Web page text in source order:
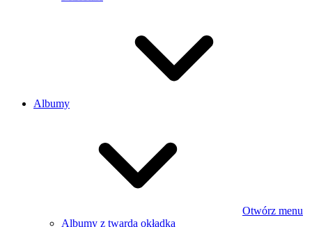
Albumy
Otwórz menu
Albumy z twardą okładką